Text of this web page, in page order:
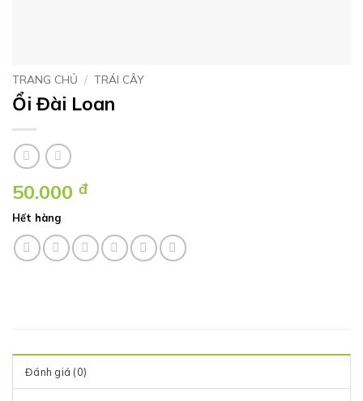
TRANG CHỦ / TRÁI CÂY
Ổi Đài Loan
50.000 đ
Hết hàng
Đánh giá (0)